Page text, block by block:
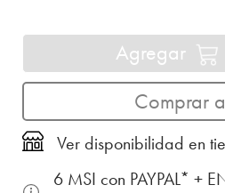
Agregar
Comprar
Ver disponibilidad en
6 MSI con PAYPAL* +